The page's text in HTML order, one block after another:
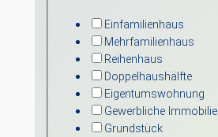
Einfamilienhaus
Mehrfamilienhaus
Reihenhaus
Doppelhaushälfte
Eigentumswohnung
Gewerbliche Immobilie
Grundstück